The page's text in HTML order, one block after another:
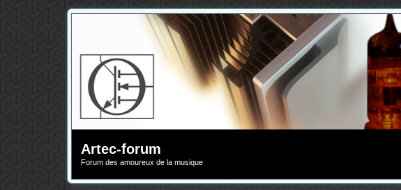
Artec-forum
Forum des amoureux de la musique